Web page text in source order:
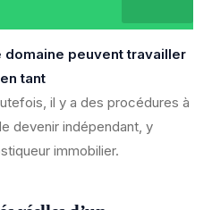
peuvent travailler
tant
il y a des procédures à
devenir indépendant, y
immobilier.